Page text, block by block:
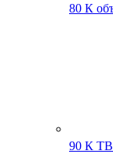
80 К
90 К